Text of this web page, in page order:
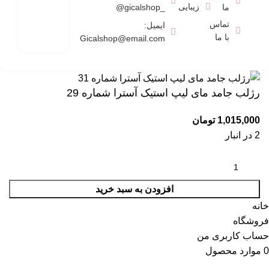
ما
تماس
با ما
زیبایی
_gicalshop@
ایمیل:
Gicalshop@email.com
رژلب جامد مای لیپ استیک آسترا شماره 29
1,015,000 تومان
2 در انبار
افزودن به سبد خرید
خانه
فروشگاه
حساب کاربری من
0 موارد محصول